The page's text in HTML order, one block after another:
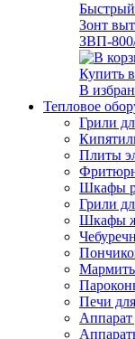
Зонт
ЗВП-
Купить
В
Тепловое
Грили
Плиты
Шкафы
Грили
Шкафы
Печи
Аппарат